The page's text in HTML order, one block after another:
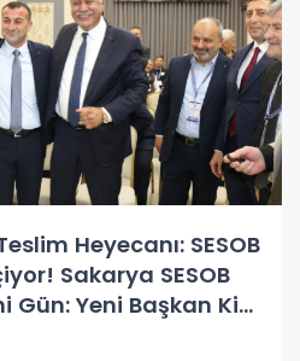
Heyecanı: SESOB
Sakarya SESOB
Gün: Yeni Başkan Kim